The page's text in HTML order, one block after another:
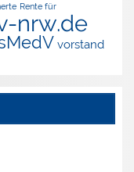
Rente für
nrw.de
vorstand